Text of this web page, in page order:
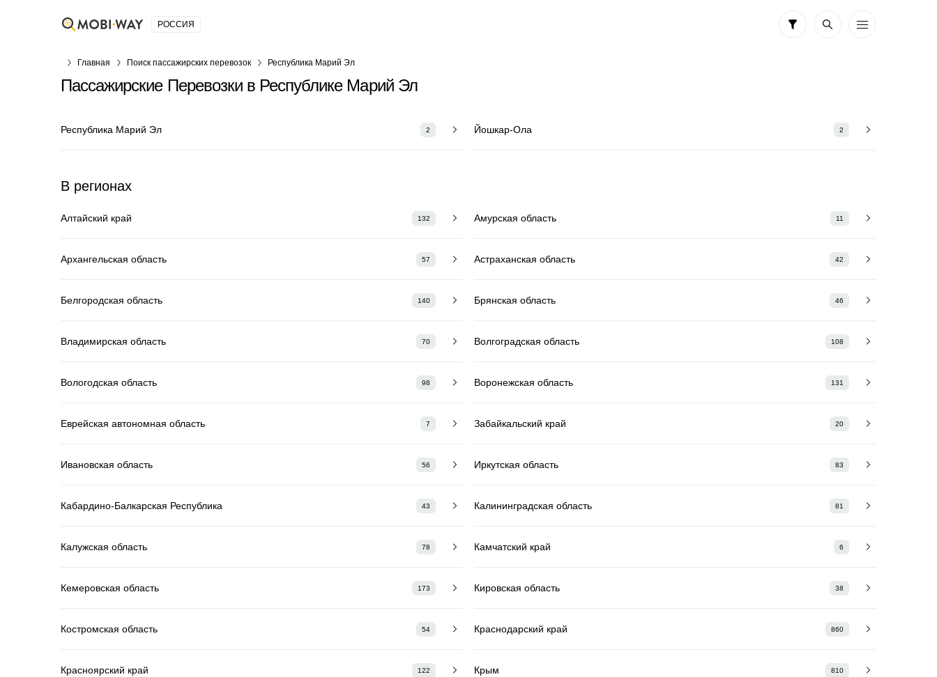
РОССИЯ
Главная Поиск пассажирских перевозок Республика Марий Эл
Пассажирские Перевозки в Республике Марий Эл
Республика Марий Эл 2 Йошкар-Ола 2
В регионах
Алтайский край 132 Амурская область 11
Архангельская область 57 Астраханская область 42
Белгородская область 140 Брянская область 46
Владимирская область 70 Волгоградская область 108
Вологодская область 98 Воронежская область 131
Еврейская автономная область 7 Забайкальский край 20
Ивановская область 56 Иркутская область 83
Кабардино-Балкарская Республика 43 Калининградская область 81
Калужская область 78 Камчатский край 6
Кемеровская область 173 Кировская область 38
Костромская область 54 Краснодарский край 860
Красноярский край 122 Крым 810